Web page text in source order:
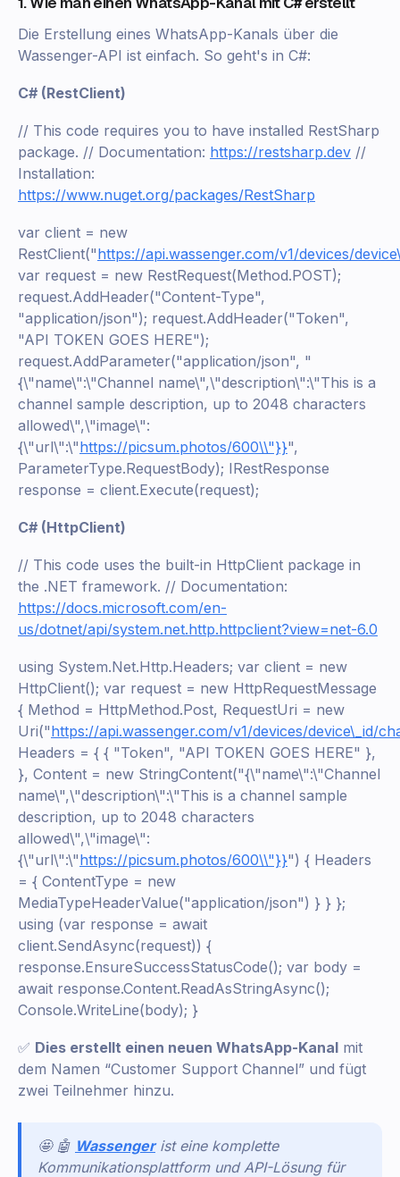
Die Erstellung eines WhatsApp-Kanals über die
Wassenger-API ist einfach. So geht's in C#:
C# (RestClient)
// This code requires you to have installed RestSharp
package. // Documentation: https://restsharp.dev //
Installation:
https://www.nuget.org/packages/RestSharp
var client = new
RestClient("https://api.wassenger.com/v1/devices/
var request = new RestRequest(Method.POST);
request.AddHeader("Content-Type",
"application/json"); request.AddHeader("Token",
"API TOKEN GOES HERE");
request.AddParameter("application/json", "
{\"name\":\"Channel name\",\"description\":\"This is a
channel sample description, up to 2048 characters
allowed\",\"image\":
{\"url\":\"https://picsum.photos/600\\"}}",
ParameterType.RequestBody); IRestResponse
response = client.Execute(request);
C# (HttpClient)
// This code uses the built-in HttpClient package in
the .NET framework. // Documentation:
https://docs.microsoft.com/en-
us/dotnet/api/system.net.http.httpclient?view=net-6.0
using System.Net.Http.Headers; var client = new
HttpClient(); var request = new HttpRequestMessage
{ Method = HttpMethod.Post, RequestUri = new
Uri("https://api.wassenger.com/v1/devices/device\_id/
Headers = { { "Token", "API TOKEN GOES HERE" },
}, Content = new StringContent("{\"name\":\"Channel
name\",\"description\":\"This is a channel sample
description, up to 2048 characters
allowed\",\"image\":
{\"url\":\"https://picsum.photos/600\\"}}") { Headers
= { ContentType = new
MediaTypeHeaderValue("application/json") } } };
using (var response = await
client.SendAsync(request)) {
response.EnsureSuccessStatusCode(); var body =
await response.Content.ReadAsStringAsync();
Console.WriteLine(body); }
✅ Dies erstellt einen neuen WhatsApp-Kanal mit
dem Namen “Customer Support Channel” und fügt
zwei Teilnehmer hinzu.
🤩 🤖 Wassenger ist eine komplette
Kommunikationsplattform und API-Lösung für